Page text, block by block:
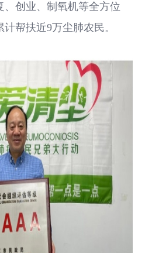
、创业、制氧机等全方位
帮扶近9万尘肺农民。